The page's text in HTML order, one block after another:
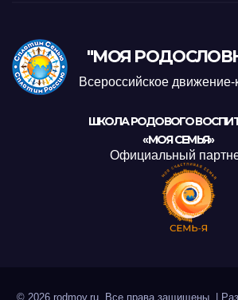
"МОЯ
Всероссийское движение-
ШКОЛА РОДОВОГО
«МОЯ СЕМЬЯ»
Официальный
© 2026 rodmoy.ru. Все права защищены.